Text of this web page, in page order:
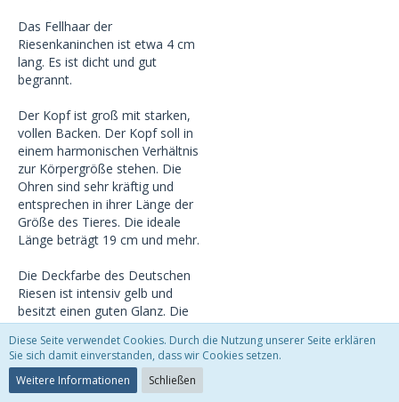
Das Fellhaar der
Riesenkaninchen ist etwa 4 cm
lang. Es ist dicht und gut
begrannt.
Der Kopf ist groß mit starken,
vollen Backen. Der Kopf soll in
einem harmonischen Verhältnis
zur Körpergröße stehen. Die
Ohren sind sehr kräftig und
entsprechen in ihrer Länge der
Größe des Tieres. Die ideale
Länge beträgt 19 cm und mehr.
Die Deckfarbe des Deutschen
Riesen ist intensiv gelb und
besitzt einen guten Glanz. Die
Deckfarbe an der Innenseite
der Läufe, der Unterseite der
Blume sowie am Bauch ist
hingegen weiß bis cremefarbig.
Diese Seite verwendet Cookies. Durch die Nutzung unserer Seite erklären
Sie sich damit einverstanden, dass wir Cookies setzen.
Weitere Informationen
Schließen